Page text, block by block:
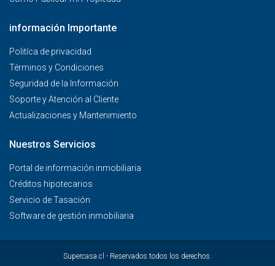
información Importante
Politíca de privacidad
Términos y Condiciones
Seguridad de la Información
Soporte y Atención al Cliente
Actualizaciones y Mantenimiento
Nuestros Servicios
Portal de información inmobiliaria
Créditos hipotecarios
Servicio de Tasación
Software de gestión inmobiliaria
Supercasa.cl - Reservados todos los derechos.